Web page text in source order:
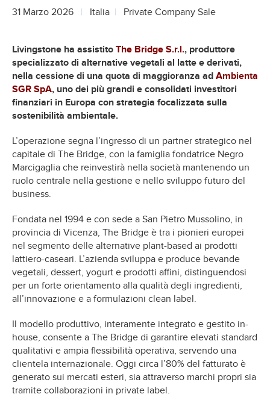
31 Marzo 2026 Italia Private Company Sale
Livingstone ha assistito The Bridge S.r.l., produttore
specializzato di alternative vegetali al latte e derivati,
nella cessione di una quota di maggioranza ad Ambienta
SGR SpA, uno dei più grandi e consolidati investitori
finanziari in Europa con strategia focalizzata sulla
sostenibilità ambientale.
L’operazione segna l’ingresso di un partner strategico nel
capitale di The Bridge, con la famiglia fondatrice Negro
Marcigaglia che reinvestirà nella società mantenendo un
ruolo centrale nella gestione e nello sviluppo futuro del
business.
Fondata nel 1994 e con sede a San Pietro Mussolino, in
provincia di Vicenza, The Bridge è tra i pionieri europei
nel segmento delle alternative plant-based ai prodotti
lattiero-caseari. L’azienda sviluppa e produce bevande
vegetali, dessert, yogurt e prodotti affini, distinguendosi
per un forte orientamento alla qualità degli ingredienti,
all’innovazione e a formulazioni clean label.
Il modello produttivo, interamente integrato e gestito in-
house, consente a The Bridge di garantire elevati standard
qualitativi e ampia flessibilità operativa, servendo una
clientela internazionale. Oggi circa l’80% del fatturato è
generato sui mercati esteri, sia attraverso marchi propri sia
tramite collaborazioni in private label.